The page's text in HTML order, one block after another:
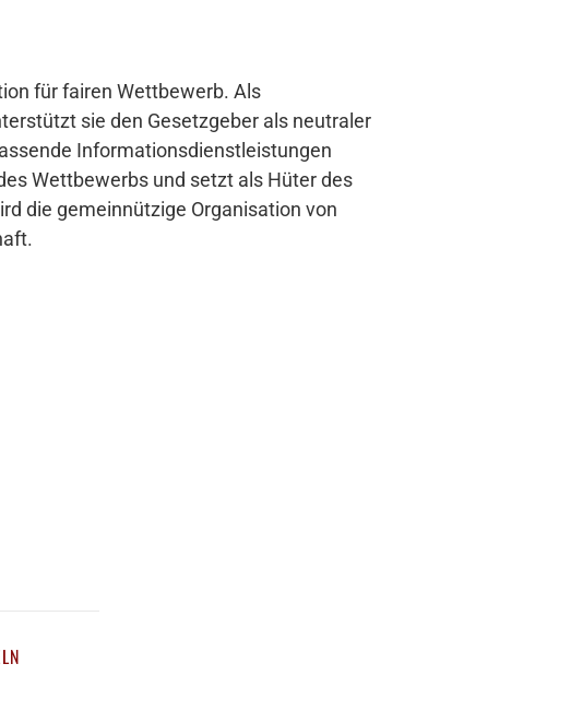
für fairen Wettbewerb. Als
sie den Gesetzgeber als neutraler
Informationsdienstleistungen
Wettbewerbs und setzt als Hüter des
die gemeinnützige Organisation von